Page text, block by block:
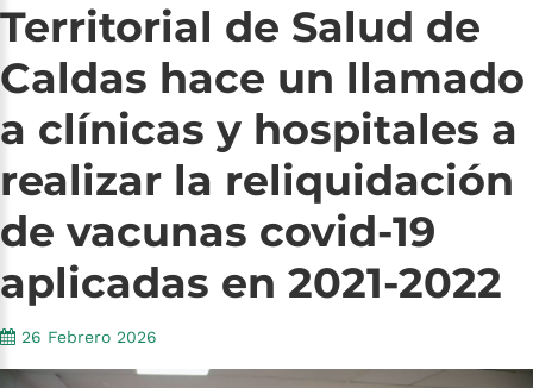
Territorial de Salud de
Caldas hace un llamado
a clínicas y hospitales a
realizar la reliquidación
de vacunas covid-19
aplicadas en 2021-2022
26 Febrero 2026